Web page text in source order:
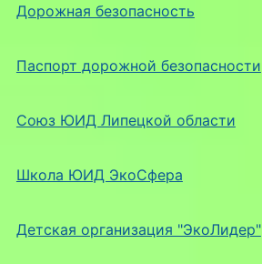
Дорожная безопасность
Паспорт дорожной безопасности
Союз ЮИД Липецкой области
Школа ЮИД ЭкоСфера
Детская организация "ЭкоЛидер"